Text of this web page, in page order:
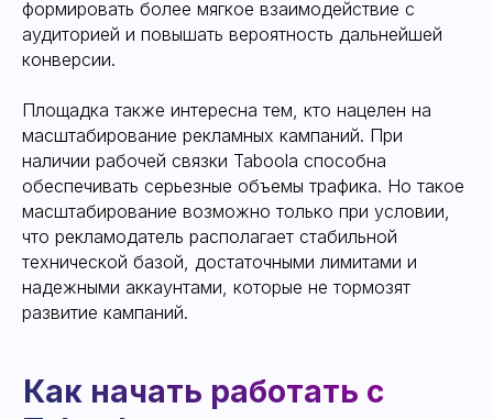
формировать более мягкое взаимодействие с
аудиторией и повышать вероятность дальнейшей
конверсии.
Площадка также интересна тем, кто нацелен на
масштабирование рекламных кампаний. При
наличии рабочей связки Taboola способна
обеспечивать серьезные объемы трафика. Но такое
масштабирование возможно только при условии,
что рекламодатель располагает стабильной
технической базой, достаточными лимитами и
надежными аккаунтами, которые не тормозят
развитие кампаний.
Запуск рекламной
кампании